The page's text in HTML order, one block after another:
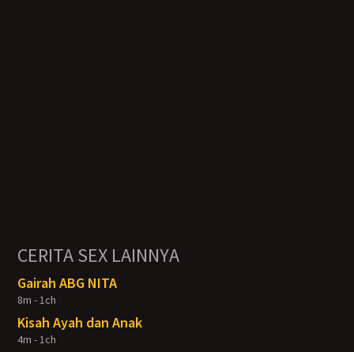
CERITA SEX LAINNYA
Gairah ABG NITA
8m - 1ch
Kisah Ayah dan Anak
4m - 1ch